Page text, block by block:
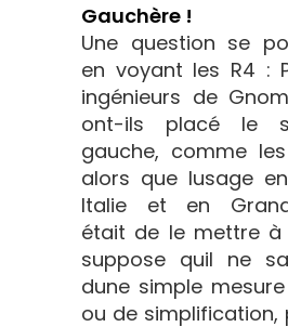
Gauchère !
Une question se
en voyant les R4 :
ingénieurs de
ont-ils placé le
gauche, comme
alors que lusage
Italie et en
était de le mettre à
suppose quil ne
dune simple
ou de simplification,